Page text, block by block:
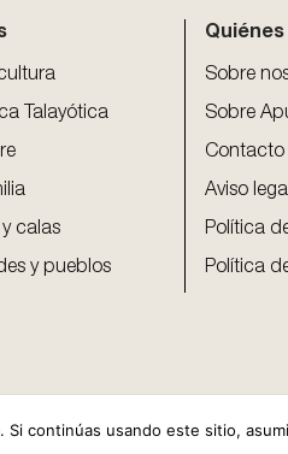
Talayótica
y calas
y pueblos
Sobre
Sobre
Contacto
Aviso
Política
Política
©Apunt Menorca
continúas usando este sitio,